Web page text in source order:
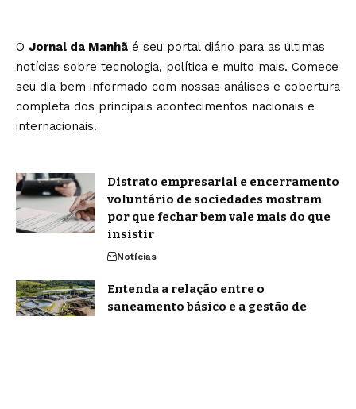
O Jornal da Manhã é seu portal diário para as últimas
notícias sobre tecnologia, política e muito mais. Comece
seu dia bem informado com nossas análises e cobertura
completa dos principais acontecimentos nacionais e
internacionais.
Distrato empresarial e encerramento
voluntário de sociedades mostram
por que fechar bem vale mais do que
insistir
Notícias
Entenda a relação entre o
saneamento básico e a gestão de